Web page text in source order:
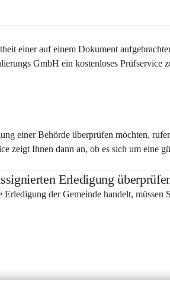
einer auf einem Dokument
GmbH ein kostenloses Prüfservice
einer Behörde überprüfen möchten,
zeigt Ihnen dann an, ob es sich um eine
Erledigung
der Gemeinde handelt, müssen